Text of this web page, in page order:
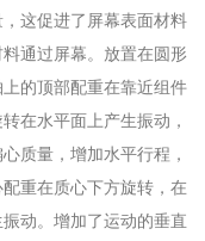
这促进了屏幕表面材料
通过屏幕。放置在圆形
的顶部配重在靠近组件
在水平面上产生振动，
质量，增加水平行程，
重在质心下方旋转，在
动。增加了运动的垂直